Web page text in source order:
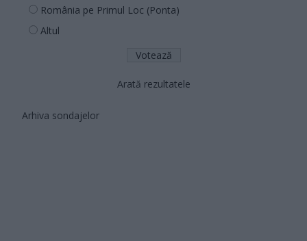
România pe Primul Loc (Ponta)
Altul
Arată rezultatele
Arhiva sondajelor